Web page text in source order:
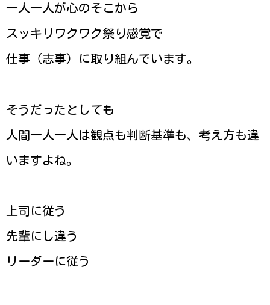
一人一人が心のそこから
スッキリワクワク祭り感覚で
仕事（志事）に取り組んでいます。
そうだったとしても
人間一人一人は観点も判断基準も、考え方も違
いますよね。
上司に従う
先輩にし違う
リーダーに従う